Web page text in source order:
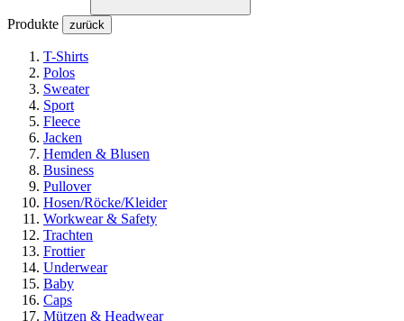
Produkte zurück
T-Shirts
Polos
Sweater
Sport
Fleece
Jacken
Hemden & Blusen
Business
Pullover
Hosen/Röcke/Kleider
Workwear & Safety
Trachten
Frottier
Underwear
Baby
Caps
Mützen & Headwear